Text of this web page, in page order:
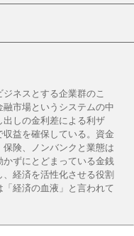
ネスとする企業群のこ
市場というシステムの中
しの金利差による利ザ
益を確保している。資金
険、ノンバンクと業態は
ずにとどまっている金銭
経済を活性化させる役割
経済の血液」と言われて